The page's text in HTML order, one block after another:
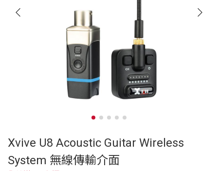
Xvive U8 Acoustic Guitar Wireless
System 無線傳輸介面